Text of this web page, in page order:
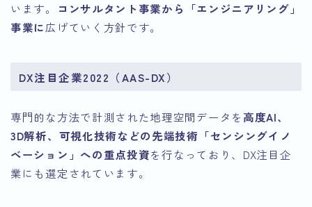
います。
コンサルタント事業から「エンジニアリング」
事業に広げていく方針です。
DX注目企業2022（AAS-DX）
専門的な方法で計測された地理空間データを 高度AI、
3D解析、可視化技術などの先端技術「センシングイノ
ベーション」への重点投資を行なっており、DX注目企
業にも選定されています。